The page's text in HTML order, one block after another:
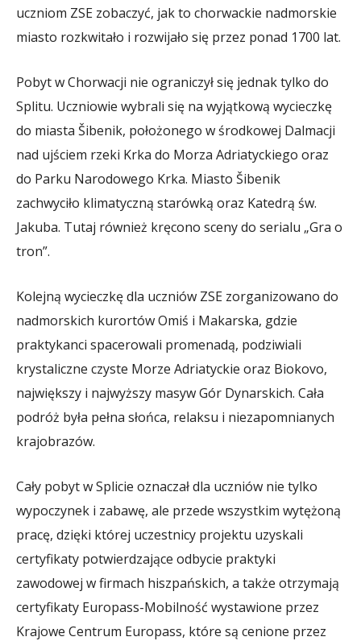
uczniom ZSE zobaczyć, jak to chorwackie nadmorskie
miasto rozkwitało i rozwijało się przez ponad 1700 lat.
Pobyt w Chorwacji nie ograniczył się jednak tylko do
Splitu. Uczniowie wybrali się na wyjątkową wycieczkę
do miasta Šibenik, położonego w środkowej Dalmacji
nad ujściem rzeki Krka do Morza Adriatyckiego oraz
do Parku Narodowego Krka. Miasto Šibenik
zachwyciło klimatyczną starówką oraz Katedrą św.
Jakuba. Tutaj również kręcono sceny do serialu „Gra o
tron”.
Kolejną wycieczkę dla uczniów ZSE zorganizowano do
nadmorskich kurortów Omiś i Makarska, gdzie
praktykanci spacerowali promenadą, podziwiali
krystaliczne czyste Morze Adriatyckie oraz Biokovo,
największy i najwyższy masyw Gór Dynarskich. Cała
podróż była pełna słońca, relaksu i niezapomnianych
krajobrazów.
Cały pobyt w Splicie oznaczał dla uczniów nie tylko
wypoczynek i zabawę, ale przede wszystkim wytężoną
pracę, dzięki której uczestnicy projektu uzyskali
certyfikaty potwierdzające odbycie praktyki
zawodowej w firmach hiszpańskich, a także otrzymają
certyfikaty Europass-Mobilność wystawione przez
Krajowe Centrum Europass, które są cenione przez